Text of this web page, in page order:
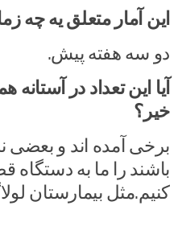
این آمار متعلق یه چه
دو سه هفته پیش.
آیا این تعداد در
خیر؟
برخی آمده اند و بعضی
باشند را ما به
کنیم.مثل بیمارستان